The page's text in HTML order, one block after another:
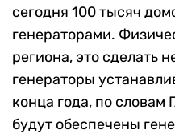
сегодня 100 тысяч
генераторами.
региона, это сделать
генераторы
конца года, по словам
будут обеспечены